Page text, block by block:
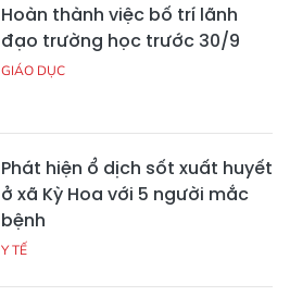
Hoàn thành việc bố trí lãnh
đạo trường học trước 30/9
GIÁO DỤC
Phát hiện ổ dịch sốt xuất huyết
ở xã Kỳ Hoa với 5 người mắc
bệnh
Y TẾ